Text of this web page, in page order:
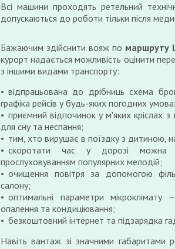
Всі машини проходять ретельний
допускаються до роботи тільки після
Бажаючим здійснити вояж по маршруту
курорт надається можливість оцінити
з іншими видами транспорту:
відпрацьована до дрібниць схема
графіка рейсів у будь-яких погодних
приємний відпочинок у м'яких кріслах з
для сну та неспання;
тим, хто вирушає в поїздку з дитиною,
скоротати час у дорозі можна
прослуховуванням популярних мелодій;
очищення повітря за допомогою
салону;
оптимальні параметри мікроклімату
опалення та кондиціювання;
безкоштовний інтернет та підзарядка
Навіть вантаж зі значними габаритами